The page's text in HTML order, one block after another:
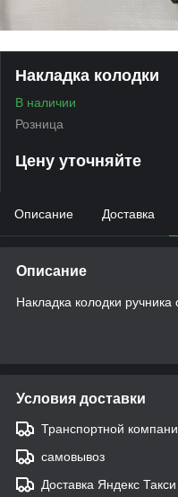
Накладка колодки
В наличии
Розница
Цену уточняйте
Описание Доставка
Описание
Накладка колодки ручника
Условия доставки
Транспортной
самовывоз
Доставка Яндекс Такси